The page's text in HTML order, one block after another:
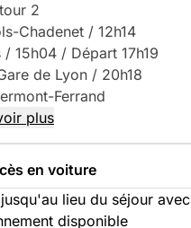
2
Chadenet / 12h14
/ 15h04 / Départ 17h19
de Lyon / 20h18
Ferrand
plus
en voiture
lieu du séjour avec
disponible